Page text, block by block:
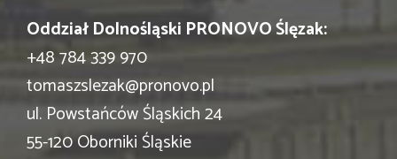
Oddział Dolnośląski PRONOVO Ślęzak:
+48 784 339 970
tomaszslezak@pronovo.pl
ul. Powstańców Śląskich 24
55-120 Oborniki Śląskie